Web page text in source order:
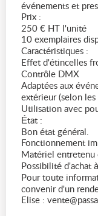
événements et
Prix :
250 € HT l'unité
10 exemplaires
Caractéristiques :
Effet d'étincelles
Contrôle DMX
Adaptées aux
extérieur (selon
Utilisation avec
État :
Bon état général.
Fonctionnement
Matériel
Possibilité d'achat
Pour toute
convenir d'un
Elise :